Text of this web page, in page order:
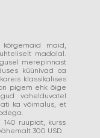
maid,
madalal.
merepinnast
küünivad ca
klassikalises
pigem ehk õige
vahelduvatel
ka võimalus, et
140 ruupiat, kurss
300 USD.